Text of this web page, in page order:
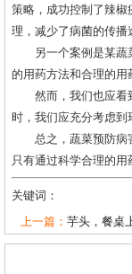
策略，成功控制了辣
理，减少了病菌的传
另一个案例是某
的用药方法和合理的
然而，我们也应
时，我们应充分考虑到
总之，蔬菜预防
只有通过科学合理的
关键词：
上一篇： 芋头，餐桌